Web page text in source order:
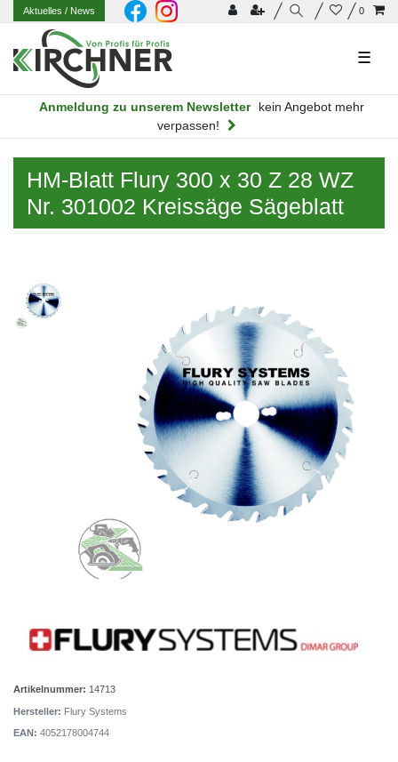
0
Aktuelles/ News
☰
Anmeldung zu unserem Newsletter
kein Angebot mehr
verpassen!
HM-Blatt Flury 300 x 30 Z 28 WZ
Nr. 301002 Kreissäge Sägeblatt
Artikelnummer: 14713
Hersteller: Flury Systems
EAN: 4052178004744